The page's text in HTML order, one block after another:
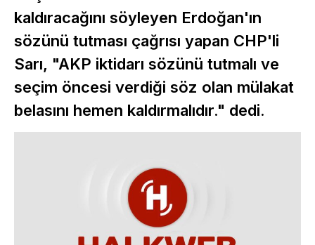
kaldıracağını söyleyen Erdoğan'ın
sözünü tutması çağrısı yapan CHP'li
Sarı, "AKP iktidarı sözünü tutmalı ve
seçim öncesi verdiği söz olan mülakat
belasını hemen kaldırmalıdır." dedi.